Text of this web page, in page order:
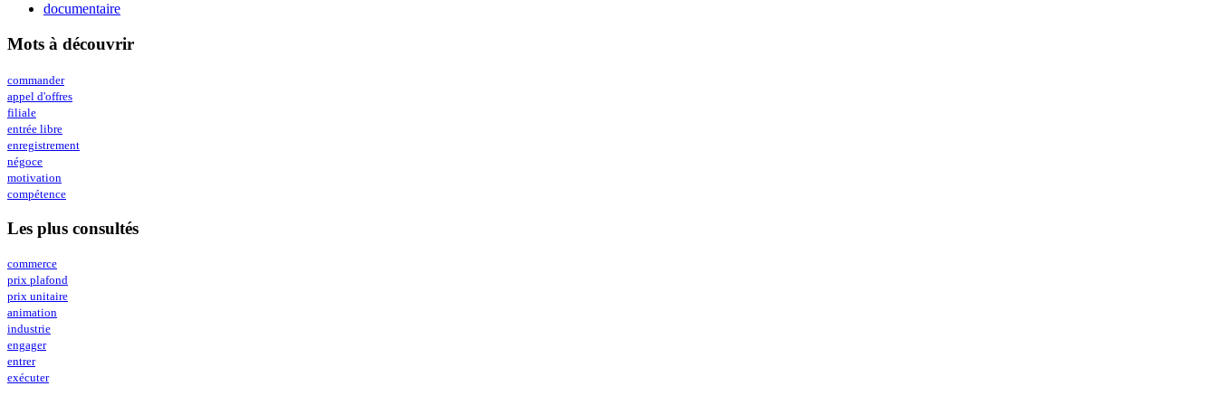
documentaire
Mots à découvrir
commander
appel d'offres
filiale
entrée libre
enregistrement
négoce
motivation
compétence
Les plus consultés
commerce
prix plafond
prix unitaire
animation
industrie
engager
entrer
exécuter